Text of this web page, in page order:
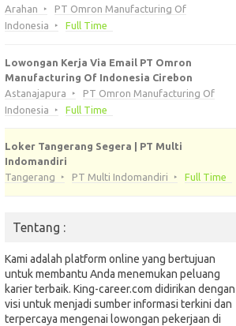
Arahan
PT Omron Manufacturing Of
Indonesia
Full Time
Lowongan Kerja Via Email PT Omron
Manufacturing Of Indonesia Cirebon
Astanajapura
PT Omron Manufacturing Of
Indonesia
Full Time
Loker Tangerang Segera | PT Multi
Indomandiri
Tangerang
PT Multi Indomandiri Full Time
Tentang :
Kami adalah platform online yang bertujuan
untuk membantu Anda menemukan peluang
karier terbaik. King-career.com didirikan dengan
visi untuk menjadi sumber informasi terkini dan
terpercaya mengenai lowongan pekerjaan di